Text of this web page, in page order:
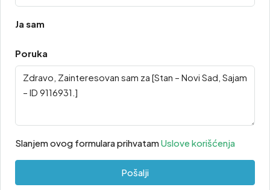
Ja sam
Poruka
Slanjem ovog formulara prihvatamUslove korišćenja
Pošalji